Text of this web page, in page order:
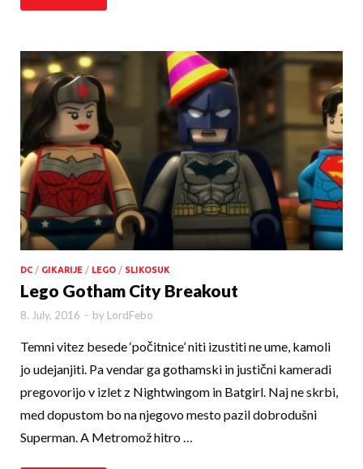
DC / GIKARIJE / LEGO / SLIKOSUK
Lego Gotham City Breakout
8. July, 2016 - by LordFebo
Temni vitez besede ‘počitnice’ niti izustiti ne ume, kamoli
jo udejanjiti. Pa vendar ga gothamski in jus­tični kameradi
pregovorijo v izlet z Nightwingom in Batgirl. Naj ne skrbi,
med dopustom bo na njegovo mesto pazil dobrodušni
Superman. A Metromož hitro …